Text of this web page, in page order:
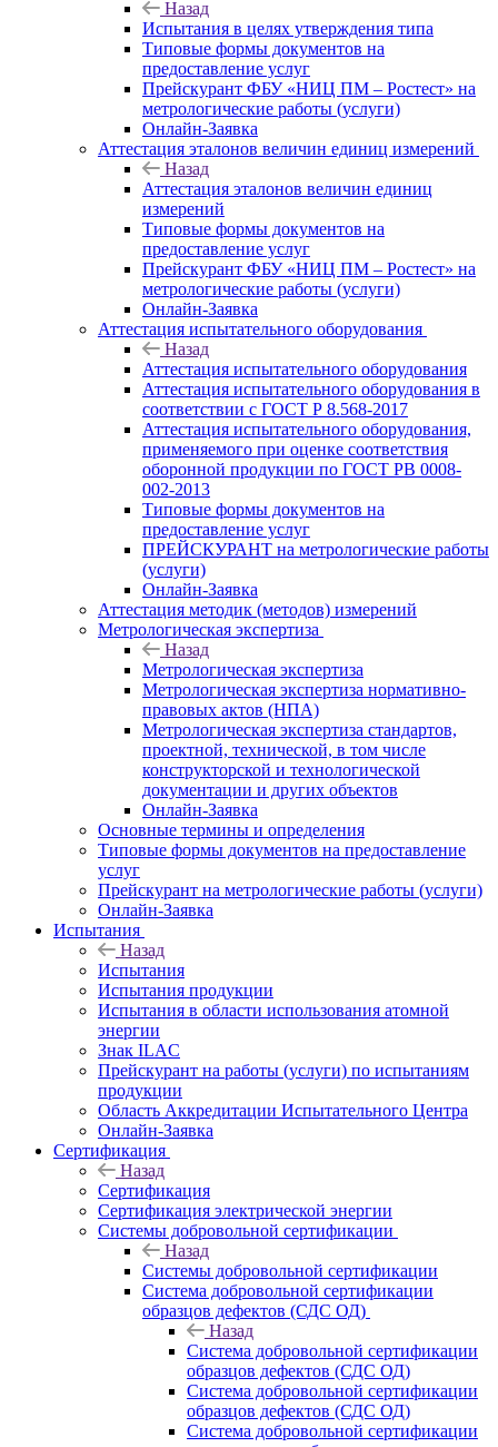
Назад
Испытания в целях утверждения типа
Типовые формы документов на
предоставление услуг
Прейскурант ФБУ «НИЦ ПМ – Ростест» на
метрологические работы (услуги)
Онлайн-Заявка
Аттестация эталонов величин единиц измерений
Назад
Аттестация эталонов величин единиц
измерений
Типовые формы документов на
предоставление услуг
Прейскурант ФБУ «НИЦ ПМ – Ростест» на
метрологические работы (услуги)
Онлайн-Заявка
Аттестация испытательного оборудования
Назад
Аттестация испытательного оборудования
Аттестация испытательного оборудования в
соответствии с ГОСТ Р 8.568-2017
Аттестация испытательного оборудования,
применяемого при оценке соответствия
оборонной продукции по ГОСТ РВ 0008-
002-2013
Типовые формы документов на
предоставление услуг
ПРЕЙСКУРАНТ на метрологические работы
(услуги)
Онлайн-Заявка
Аттестация методик (методов) измерений
Метрологическая экспертиза
Назад
Метрологическая экспертиза
Метрологическая экспертиза нормативно-
правовых актов (НПА)
Метрологическая экспертиза стандартов,
проектной, технической, в том числе
конструкторской и технологической
документации и других объектов
Онлайн-Заявка
Основные термины и определения
Типовые формы документов на предоставление
услуг
Прейскурант на метрологические работы (услуги)
Онлайн-Заявка
Испытания
Назад
Испытания
Испытания продукции
Испытания в области использования атомной
энергии
Знак ILAC
Прейскурант на работы (услуги) по испытаниям
продукции
Область Аккредитации Испытательного Центра
Онлайн-Заявка
Сертификация
Назад
Сертификация
Сертификация электрической энергии
Системы добровольной сертификации
Назад
Системы добровольной сертификации
Система добровольной сертификации
образцов дефектов (СДС ОД)
Назад
Система добровольной сертификации
образцов дефектов (СДС ОД)
Система добровольной сертификации
образцов дефектов (СДС ОД)
Система добровольной сертификации